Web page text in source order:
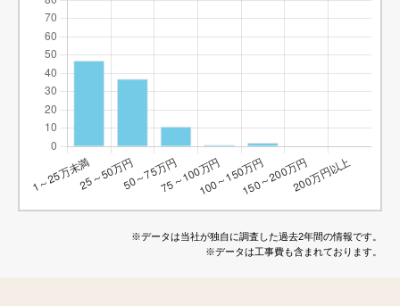
※データは当社が独自に調査した過去2年間の情報です。
※データは工事費も含まれております。